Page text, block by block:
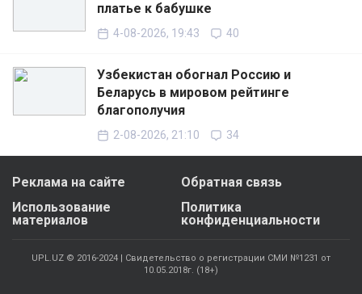
платье к бабушке
4-08-2026, 19:43 40
Узбекистан обогнал Россию и
Беларусь в мировом рейтинге
благополучия
2-08-2026, 21:10 34
Реклама на сайте
Обратная связь
Использование
материалов
Политика
конфиденциальности
UPL.UZ © 2016-2024 | Свидетельство о регистрации СМИ №1231 от
10.05.2018г. (18+)